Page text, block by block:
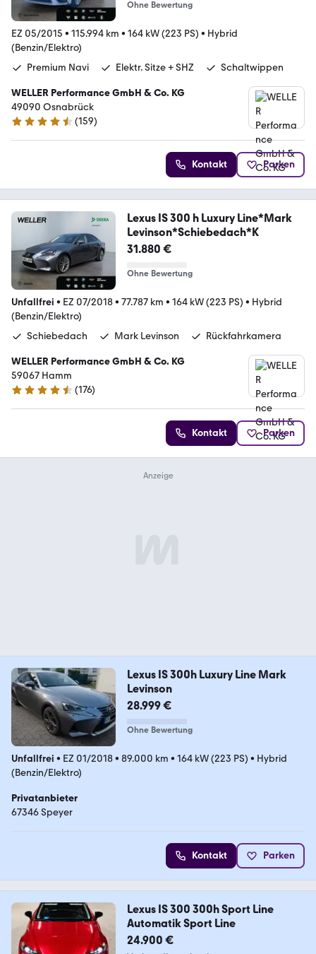
Ohne Bewertung
EZ 05/2015 • 115.994 km • 164 kW (223 PS) • Hybrid
(Benzin/Elektro)
Premium Navi
Elektr. Sitze + SHZ Schaltwippen
WELLER Performance GmbH & Co. KG
49090 Osnabrück
4.5 Sterne
(159)
Kontakt Parken
Lexus IS 300 h Luxury Line*Mark
Levinson*Schiebedach*K
31.880 €
Ohne Bewertung
Unfallfrei • EZ 07/2018• 77.787 km • 164 kW (223 PS) • Hybrid
(Benzin/Elektro)
Schiebedach
Mark Levinson Rückfahrkamera
WELLER Performance GmbH & Co. KG
59067 Hamm
4.6 Sterne
(176)
Kontakt Parken
Lexus IS 300h Luxury Line Mark
Levinson
28.999 €
Ohne Bewertung
Unfallfrei • EZ 01/2018• 89.000 km • 164 kW (223 PS) • Hybrid
(Benzin/Elektro)
Privatanbieter
67346 Speyer
Kontakt Parken
Lexus IS 300 300h Sport Line
Automatik Sport Line
24.900 €